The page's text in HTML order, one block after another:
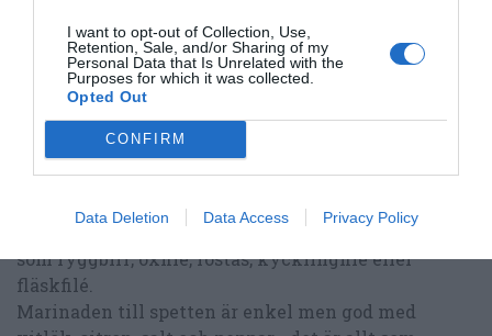
I want to opt-out of Collection, Use,
Retention, Sale, and/or Sharing of my
Personal Data that Is Unrelated with the
Purposes for which it was collected.
Opted Out
CONFIRM
Data Deletion Data Access Privacy Policy
Spetten är goda och lätta att förbereda innan
grillningen så du kokar potatisen mjuk innan och
trär sedan på spetten med grönsakerna.
Grönsaksspetten grillas sedan varma och fina tills
grönsakerna fått färg.
Grillspett med entrecote
Spett med kött i vitlökssmarinad. Välj gott krav-
märkt kött. Det blir också gott med annat mört kött
som ryggbiff, oxfilé, rostas, kycklingfilé eller
fläskfilé.
Marinaden till spetten är enkel men god med